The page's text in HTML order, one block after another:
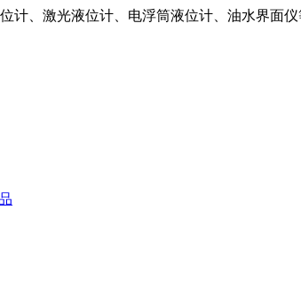
计、激光液位计、电浮筒液位计、油水界面